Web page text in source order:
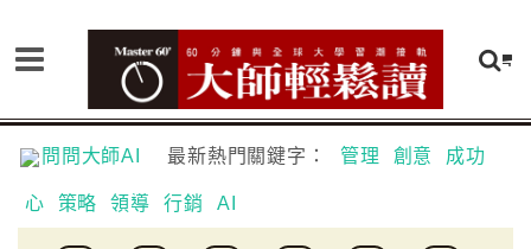
問問大師AI 最新熱門關鍵字： 管理 創意 成功
心 策略 領導 行銷 AI